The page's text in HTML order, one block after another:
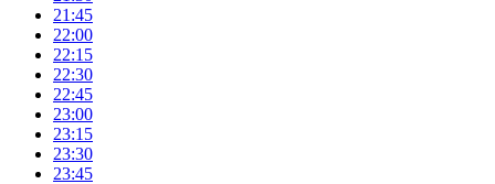
21:45
22:00
22:15
22:30
22:45
23:00
23:15
23:30
23:45